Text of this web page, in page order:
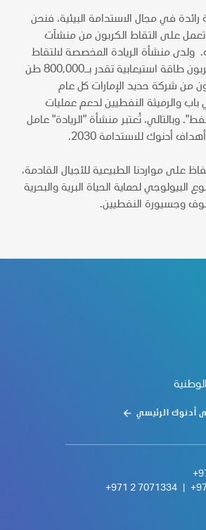
رائدة في مجال الاستدامة البيئية، فنحن
على التقاط الكربون من منشآت
ولدى منشأة الريادة المخصصة لالتقاط
واستخدام وتخزين الكربون طاقة استيعابية تقدر بـ800,000 طن
من شركة حديد الإمارات كل عام
والرميثة النفطيين لدعم عمليات
وبالتالي، تُعتبر منشأة "الريادة" عامل
أدنوك للاستدامة 2030.
على مواردنا الطبيعية للأجيال القادمة،
البيولوجي لحماية الحياة البرية والبحرية
وجسيورة النفطيين.
أدنوك الرئيسي
+971 2 7071334